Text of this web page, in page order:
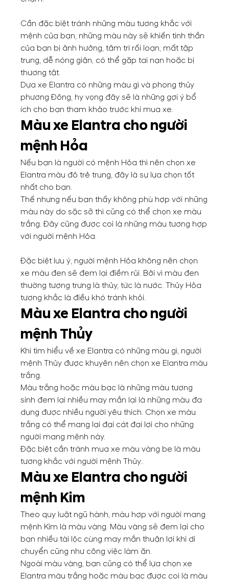
Cần đặc biệt tránh những màu tương khắc với
mệnh của bạn, những màu này sẽ khiến tinh thần
của bạn bị ảnh hưởng, tâm trí rối loạn, mất tập
trung, dễ nóng giận, có thể gặp tai nạn hoặc bị
thương tật.
Dựa xe Elantra có những màu gì và phong thủy
phương Đông, hy vọng đây sẽ là những gợi ý bổ
ích cho bạn tham khảo trước khi mua xe.
Màu xe Elantra cho người
mệnh Hỏa
Nếu bạn là người có mệnh Hỏa thì nên chọn xe
Elantra màu đỏ trẻ trung, đây là sự lựa chọn tốt
nhất cho bạn.
Thế nhưng nếu bạn thấy không phù hợp với những
màu này do sặc sỡ thì cũng có thể chọn xe màu
trắng. Đây cũng được coi là những màu tương hợp
với người mệnh Hỏa.
Đặc biệt lưu ý, người mệnh Hỏa không nên chọn
xe màu đen sẽ đem lại điềm rủi. Bởi vì màu đen
thường tượng trưng là thủy, tức là nước. Thủy Hỏa
tương khắc là điều khó tránh khỏi.
Màu xe Elantra cho người
mệnh Thủy
Khi tìm hiểu về xe Elantra có những màu gì, người
mệnh Thủy được khuyên nên chọn xe Elantra màu
trắng.
Màu trắng hoặc màu bạc là những màu tương
sinh đem lại nhiều may mắn lại là những màu đa
dụng được nhiều người yêu thích. Chọn xe màu
trắng có thể mang lại đại cát đại lợi cho những
người mang mệnh này.
Đặc biệt cần tránh mua xe màu vàng be là màu
tương khắc với người mệnh Thủy..
Màu xe Elantra cho người
mệnh Kim
Theo quy luật ngũ hành, màu hợp với người mang
mệnh Kim là màu vàng. Màu vàng sẽ đem lại cho
bạn nhiều tài lộc cùng may mắn thuận lợi khi di
chuyển cũng như công việc làm ăn.
Ngoài màu vàng, bạn cũng có thể lựa chọn xe
Elantra màu trắng hoặc màu bạc được coi là màu